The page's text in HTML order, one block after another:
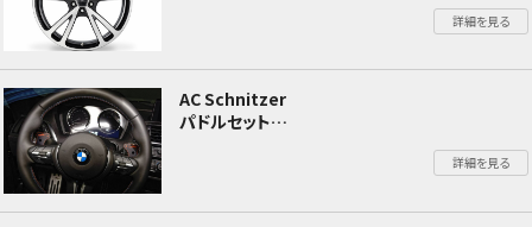
詳細を見る
AC Schnitzer
パドルセット
詳細を見る